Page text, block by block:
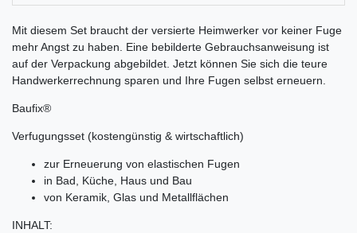
Mit diesem Set braucht der versierte Heimwerker vor keiner Fuge
mehr Angst zu haben. Eine bebilderte Gebrauchsanweisung ist
auf der Verpackung abgebildet. Jetzt können Sie sich die teure
Handwerkerrechnung sparen und Ihre Fugen selbst erneuern.
Baufix®
Verfugungsset (kostengünstig & wirtschaftlich)
zur Erneuerung von elastischen Fugen
in Bad, Küche, Haus und Bau
von Keramik, Glas und Metallflächen
INHALT: